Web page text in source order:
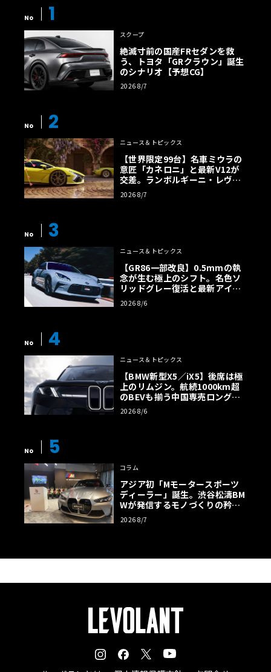
No 1
スクープ
絶滅寸前の国産FRセダンを救
う、トヨタ「GRクラウン」誕生
のシナリオ【予想CG】
2026 8/7
No 2
ニュース＆トピックス
【世界限定99台】名車ミウラの
意匠「カネロニ」と最新V12が
交差。ランボルギーニ・レヴエ
ルトに60周年記念車が登場
2026 8/7
No 3
ニュース＆トピックス
【GR86一部改良】0.5mmの執
念が生む極上のシフト。名色ソ
リッドグレー復活と最新アイサ
イトでFRの極みへ
2026 8/6
No 4
ニュース＆トピックス
【BMW新型X5／iX5】後席は極
上のリムジン。航続1000km超
のBEVも揃う中国専売ロング仕
様の全貌
2026 8/6
No 5
コラム
アジア初「Mモータースポーツ
ディーラー」誕生。渋谷松濤BM
Wが発信するモノづくりの矜持
【木下隆之コラム】
2026 8/7